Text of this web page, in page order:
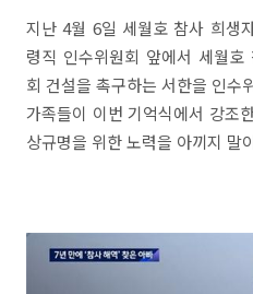
지난 4월 6일 세월호 참사 희생
령직 인수위원회 앞에서 세월
회 건설을 촉구하는 서한을 인수
가족들이 이번 기억식에서 강조
상규명을 위한 노력을 아끼지 말